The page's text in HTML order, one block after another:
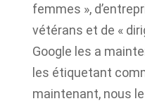
femmes »,
vétérans et de «
Google les a
les étiquetant
maintenant, nous